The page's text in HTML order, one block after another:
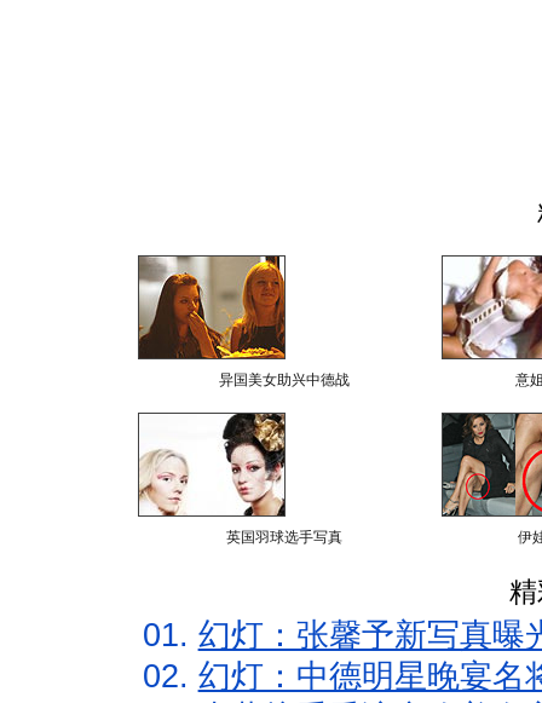
异国美女助兴中德战 意
英国羽球选手写真 伊
01. 幻灯：张馨予新写真曝
02. 幻灯：中德明星晚宴名